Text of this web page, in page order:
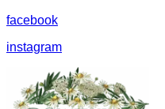
facebook
instagram